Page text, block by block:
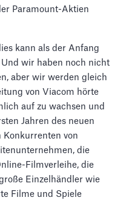
Paramount-Aktien
kann als der Anfang
wir haben noch nicht
aber wir werden gleich
von Viacom hörte
auf zu wachsen und
Jahren des neuen
Konkurrenten von
die
Filmverleihe, die
Einzelhändler wie
Filme und Spiele